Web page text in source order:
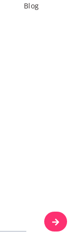
Blog